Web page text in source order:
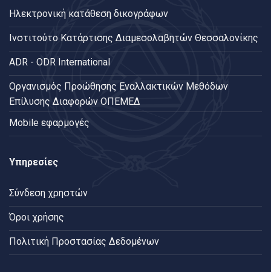
Ηλεκτρονική κατάθεση δικογράφων
Ινστιτούτο Κατάρτισης Διαμεσολαβητών Θεσσαλονίκης
ADR - ODR International
Oργανισμός Προώθησης Εναλλακτικών Μεθόδων
Επίλυσης Διαφορών ΟΠΕΜΕΔ
Mobile εφαρμογές
Υπηρεσίες
Σύνδεση χρηστών
Όροι χρήσης
Πολιτική Προστασίας Δεδομένων